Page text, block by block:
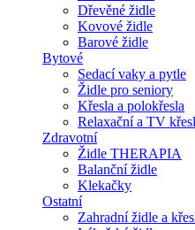
Dřevěné židle
Kovové židle
Barové židle
Bytové
Sedací vaky a pytle
Židle pro seniory
Křesla a polokřesla
Relaxační a TV
Zdravotní
Židle THERAPIA
Balanční židle
Klekačky
Ostatní
Zahradní židle a